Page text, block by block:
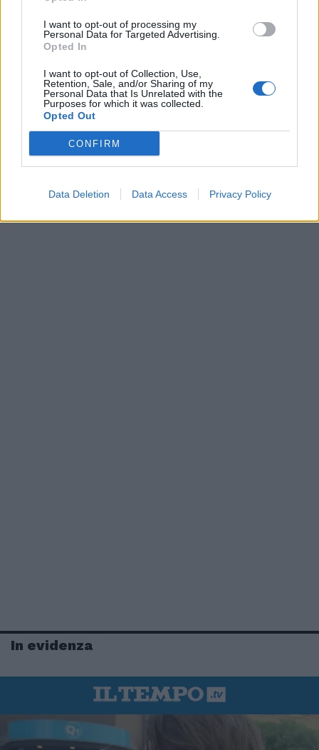
I want to opt-out of processing my
Personal Data for Targeted Advertising.
Opted In
I want to opt-out of Collection, Use,
Retention, Sale, and/or Sharing of my
Personal Data that Is Unrelated with the
Purposes for which it was collected.
Opted Out
CONFIRM
Data Deletion Data Access Privacy Policy
In evidenza